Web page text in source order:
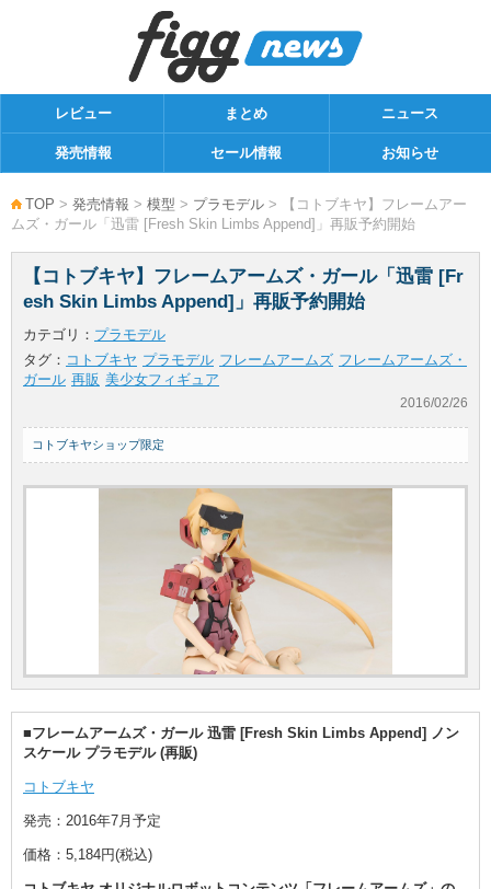
レビュー まとめ ニュース
発売情報 セール情報 お知らせ
TOP > 発売情報 > 模型 > プラモデル > 【コトブキヤ】フレームアー
ムズ・ガール「迅雷 [Fresh Skin Limbs Append]」再販予約開始
【コトブキヤ】フレームアームズ・ガール「迅雷 [Fr
esh Skin Limbs Append]」再販予約開始
カテゴリ： プラモデル
タグ： コトブキヤ プラモデル フレームアームズ フレームアームズ・
ガール 再販 美少女フィギュア
2016/02/26
コトブキヤショップ限定
■フレームアームズ・ガール 迅雷 [Fresh Skin Limbs Append] ノン
スケール プラモデル (再販)
コトブキヤ
発売：2016年7月予定
価格：5,184円(税込)